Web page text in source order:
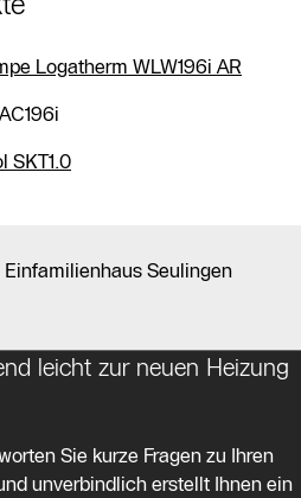
Logatherm WLW196i AR
SKT1.0
Seulingen
leicht zur neuen Heizung
Sie kurze Fragen zu Ihren
unverbindlich erstellt Ihnen ein